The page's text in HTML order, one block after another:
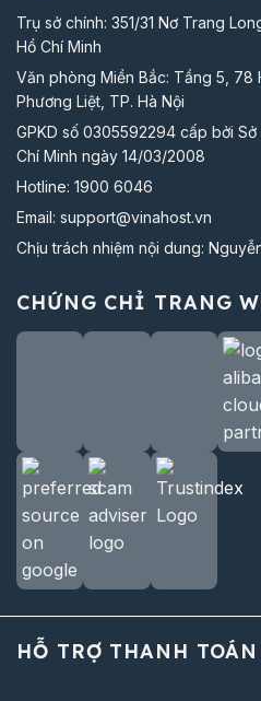
Trụ sở chính: 351/31 Nơ Trang
Hồ Chí Minh
Văn phòng Miền Bắc: Tầng 5, 78
Phương Liệt, TP. Hà Nội
GPKD số 0305592294 cấp bởi
Chí Minh ngày 14/03/2008
Hotline: 1900 6046
Email: support@vinahost.vn
Chịu trách nhiệm nội dung:
CHỨNG CHỈ TRANG
HỖ TRỢ THANH TOÁN